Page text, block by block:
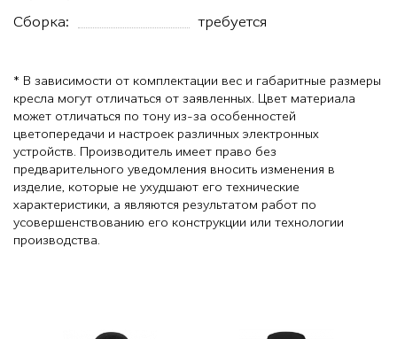
Сборка: требуется
* В зависимости от комплектации вес и габаритные размеры
кресла могут отличаться от заявленных. Цвет материала
может отличаться по тону из-за особенностей
цветопередачи и настроек различных электронных
устройств. Производитель имеет право без
предварительного уведомления вносить изменения в
изделие, которые не ухудшают его технические
характеристики, а являются результатом работ по
усовершенствованию его конструкции или технологии
производства.